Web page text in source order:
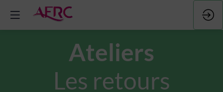
Ateliers
Les retours